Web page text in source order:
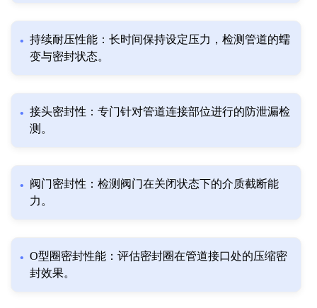
持续耐压性能：长时间保持设定压力，检测管道的蠕
变与密封状态。
接头密封性：专门针对管道连接部位进行的防泄漏检
测。
阀门密封性：检测阀门在关闭状态下的介质截断能
力。
O型圈密封性能：评估密封圈在管道接口处的压缩密
封效果。